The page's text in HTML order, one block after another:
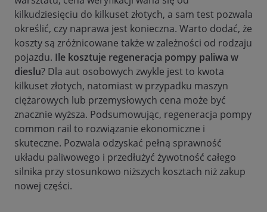
kilkudziesięciu do kilkuset złotych, a sam test pozwala
określić, czy naprawa jest konieczna. Warto dodać, że
koszty są zróżnicowane także w zależności od rodzaju
pojazdu. Ile kosztuje regeneracja pompy paliwa w
dieslu? Dla aut osobowych zwykle jest to kwota
kilkuset złotych, natomiast w przypadku maszyn
ciężarowych lub przemysłowych cena może być
znacznie wyższa. Podsumowując, regeneracja pompy
common rail to rozwiązanie ekonomiczne i
skuteczne. Pozwala odzyskać pełną sprawność
układu paliwowego i przedłużyć żywotność całego
silnika przy stosunkowo niższych kosztach niż zakup
nowej części.